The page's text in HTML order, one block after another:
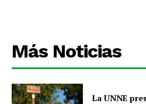
Más Noticias
La UNNE